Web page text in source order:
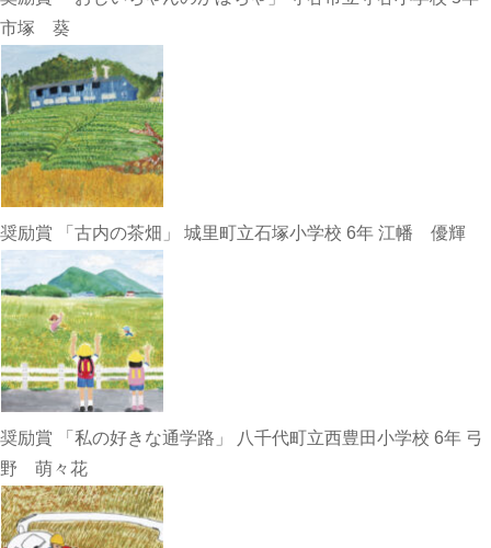
市塚 葵
奨励賞 「古内の茶畑」 城里町立石塚小学校 6年 江幡 優輝
奨励賞 「私の好きな通学路」 八千代町立西豊田小学校 6年 弓
野 萌々花